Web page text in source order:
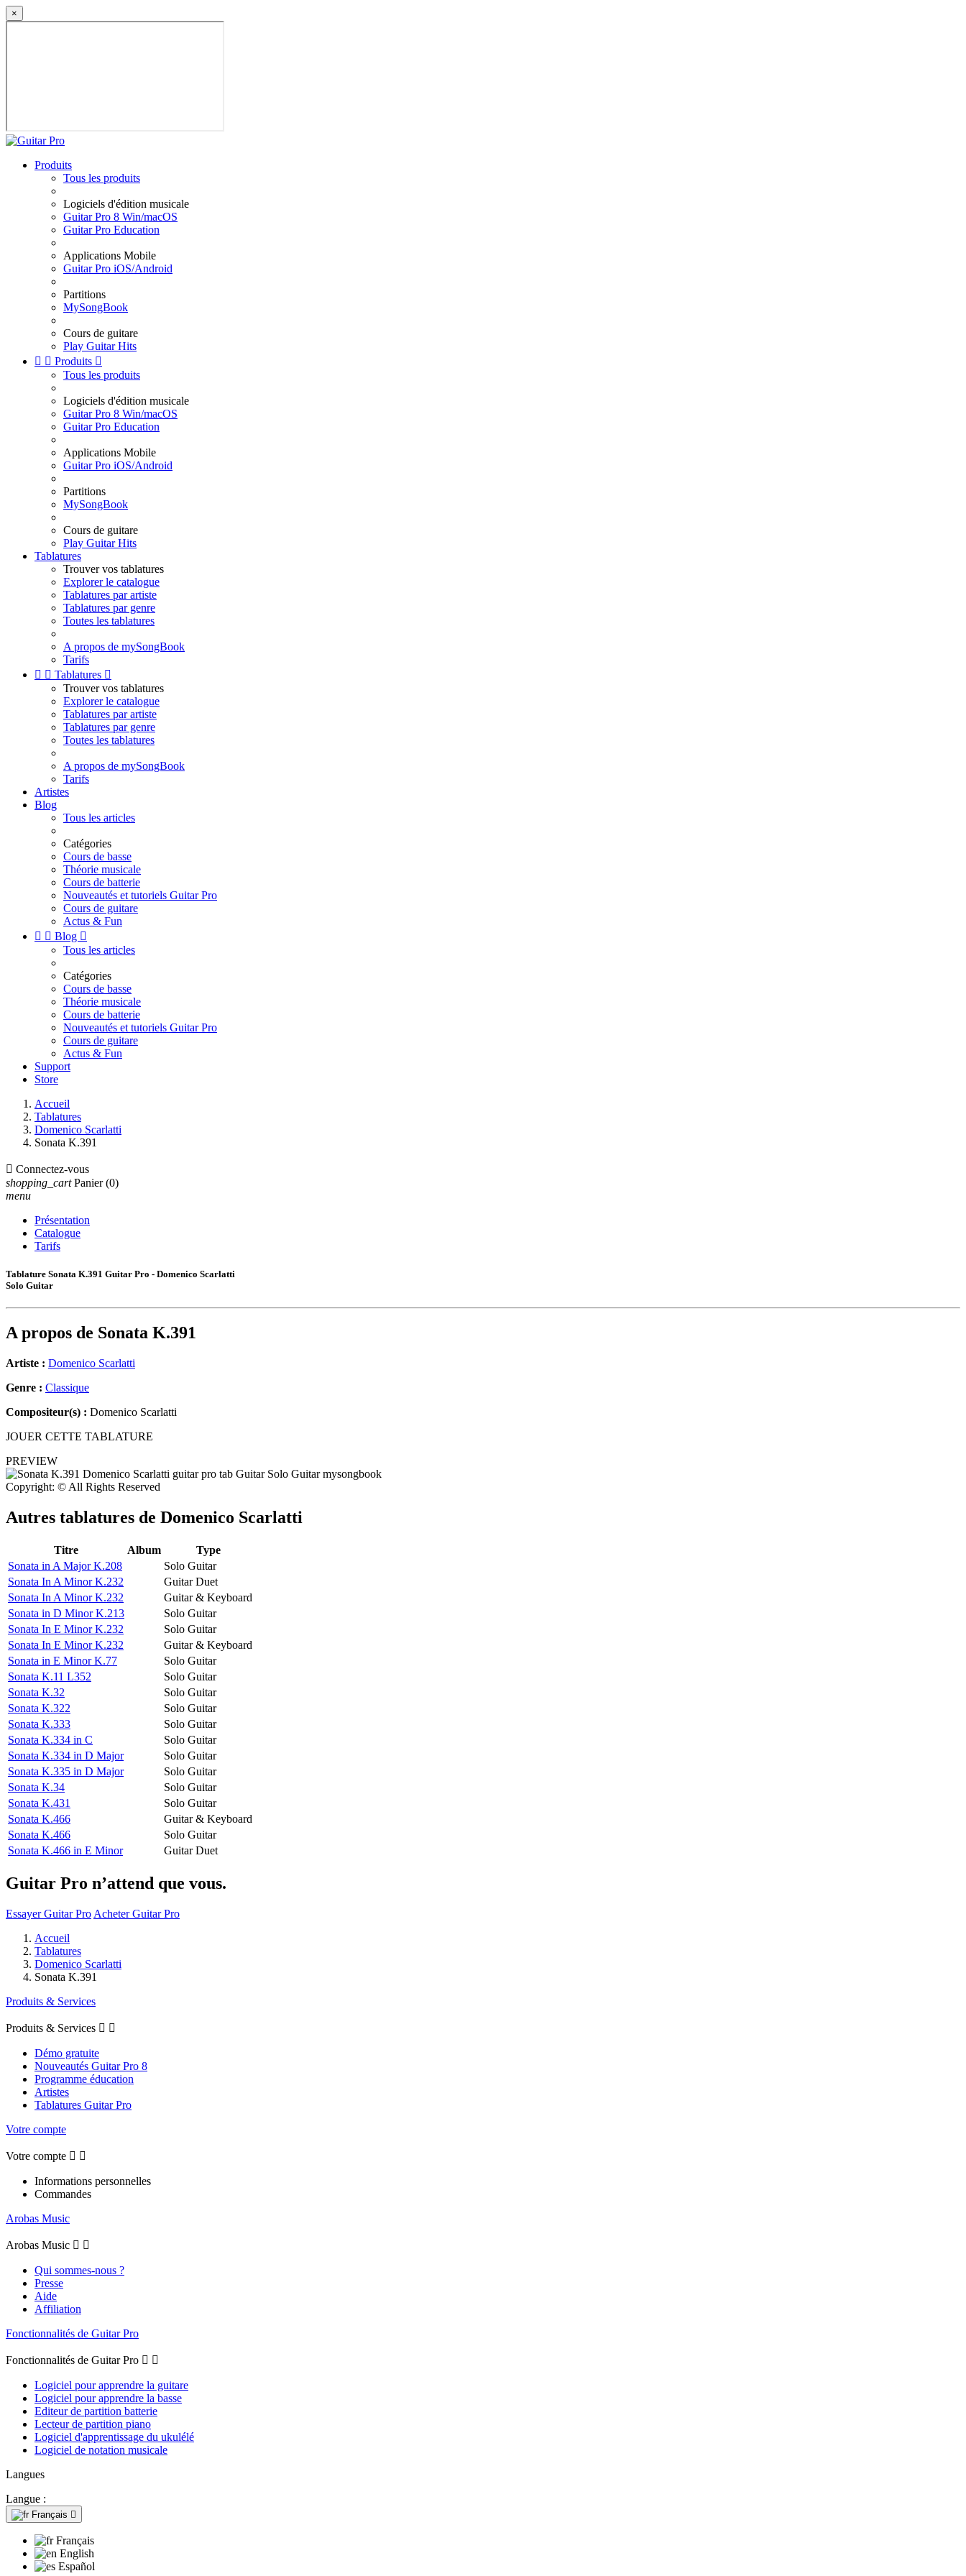
×
Produits
Tous les produits
Logiciels d'édition musicale
Guitar Pro 8 Win/macOS
Guitar Pro Education
Applications Mobile
Guitar Pro iOS/Android
Partitions
MySongBook
Cours de guitare
Play Guitar Hits
  Produits 
Tous les produits
Logiciels d'édition musicale
Guitar Pro 8 Win/macOS
Guitar Pro Education
Applications Mobile
Guitar Pro iOS/Android
Partitions
MySongBook
Cours de guitare
Play Guitar Hits
Tablatures
Trouver vos tablatures
Explorer le catalogue
Tablatures par artiste
Tablatures par genre
Toutes les tablatures
A propos de mySongBook
Tarifs
  Tablatures 
Trouver vos tablatures
Explorer le catalogue
Tablatures par artiste
Tablatures par genre
Toutes les tablatures
A propos de mySongBook
Tarifs
Artistes
Blog
Tous les articles
Catégories
Cours de basse
Théorie musicale
Cours de batterie
Nouveautés et tutoriels Guitar Pro
Cours de guitare
Actus & Fun
  Blog 
Tous les articles
Catégories
Cours de basse
Théorie musicale
Cours de batterie
Nouveautés et tutoriels Guitar Pro
Cours de guitare
Actus & Fun
Support
Store
Accueil
Tablatures
Domenico Scarlatti
Sonata K.391
 Connectez-vous
shopping_cart Panier (0)
menu
Présentation
Catalogue
Tarifs
Tablature Sonata K.391 Guitar Pro - Domenico Scarlatti
Solo Guitar
A propos de Sonata K.391
Artiste : Domenico Scarlatti
Genre : Classique
Compositeur(s) : Domenico Scarlatti
JOUER CETTE TABLATURE
PREVIEW
Copyright: © All Rights Reserved
Autres tablatures de Domenico Scarlatti
Titre Album
Type
Sonata in A Major K.208
Solo Guitar
Sonata In A Minor K.232
Guitar Duet
Sonata In A Minor K.232
Guitar & Keyboard
Sonata in D Minor K.213
Solo Guitar
Sonata In E Minor K.232
Solo Guitar
Sonata In E Minor K.232
Guitar & Keyboard
Sonata in E Minor K.77
Solo Guitar
Sonata K.11 L352
Solo Guitar
Sonata K.32
Solo Guitar
Sonata K.322
Solo Guitar
Sonata K.333
Solo Guitar
Sonata K.334 in C
Solo Guitar
Sonata K.334 in D Major
Solo Guitar
Sonata K.335 in D Major
Solo Guitar
Sonata K.34
Solo Guitar
Sonata K.431
Solo Guitar
Sonata K.466
Guitar & Keyboard
Sonata K.466
Solo Guitar
Sonata K.466 in E Minor
Guitar Duet
Guitar Pro n’attend que vous.
Essayer Guitar Pro Acheter Guitar Pro
Accueil
Tablatures
Domenico Scarlatti
Sonata K.391
Produits & Services
Produits & Services  
Démo gratuite
Nouveautés Guitar Pro 8
Programme éducation
Artistes
Tablatures Guitar Pro
Votre compte
Votre compte  
Informations personnelles
Commandes
Arobas Music
Arobas Music  
Qui sommes-nous ?
Presse
Aide
Affiliation
Fonctionnalités de Guitar Pro
Fonctionnalités de Guitar Pro  
Logiciel pour apprendre la guitare
Logiciel pour apprendre la basse
Editeur de partition batterie
Lecteur de partition piano
Logiciel d'apprentissage du ukulélé
Logiciel de notation musicale
Langues
Langue :
Français 
Français
English
Español